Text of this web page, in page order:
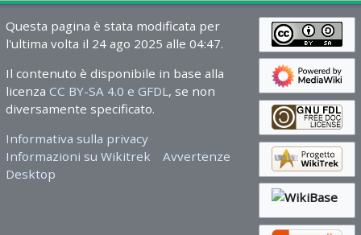
Questa pagina è stata modificata per
l'ultima volta il 24 ago 2025 alle 04:47.
Il contenuto è disponibile in base alla
licenza CC BY-SA 4.0 e GFDL , se non
diversamente specificato.
Informativa sulla privacy
Informazioni su Wikitrek
Avvertenze
Desktop